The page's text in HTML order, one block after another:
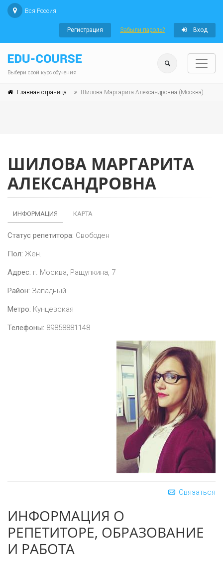
Вся Россия
Регистрация Забыли пароль? Вход
Выбери свой курс обучения
Главная страница Шилова Маргарита Александровна (Москва)
ШИЛОВА МАРГАРИТА
АЛЕКСАНДРОВНА
ИНФОРМАЦИЯ КАРТА
Статус репетитора: Свободен
Пол: Жен.
Адрес: г. Москва, Ращупкина, 7
Район: Западный
Метро: Кунцевская
Телефоны: 89858881148
Связаться
ИНФОРМАЦИЯ О
РЕПЕТИТОРЕ, ОБРАЗОВАНИЕ
И РАБОТА